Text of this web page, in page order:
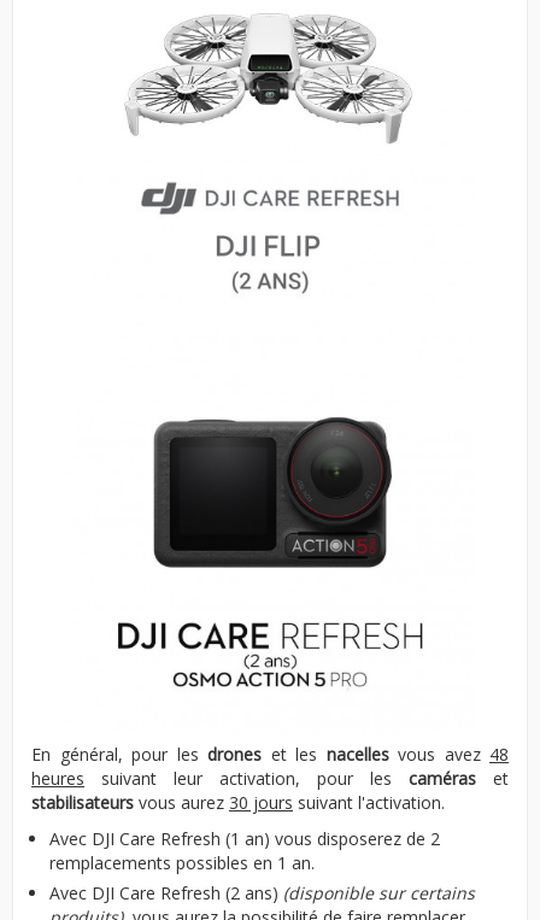
En général, pour les drones et les nacellesvous avez 48
heures suivant leur activation, pour les caméras et
stabilisateurs vous aurez 30 jours suivant l'activation.
Avec DJI Care Refresh (1 an) vous disposerez de 2
remplacements possibles en 1 an.
Avec DJI Care Refresh (2 ans) (disponible sur certains